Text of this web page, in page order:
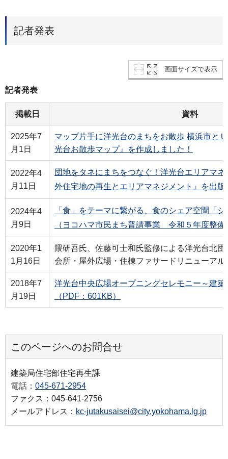
記者発表
画面サイズで表示
記者発表
掲載日 資料
2025年7
月1日
マップ片手に洋光台のまちをお散歩 横浜市と
光台お散歩マップ』を作成しました！
2022年4
月11日
団地をタネにまちをつなぐ！洋光台エリアマ
外住宅地の再生とエリアマネジメント』を出版
2024年4
月9日
「食」をテーマに繋がる、食のシェア空間「
（ヨコハマ市民まち普請事業 令和５年度整備
2020年1
1月16日
隈研吾氏、佐藤可士和氏監修による洋光台北
会所・屋外広場・住棟ファサードリニューアル
2018年7
月19日
洋光台中央広場オープニングセレモニー～建
（PDF：601KB）
このページへのお問合せ
建築局住宅部住宅再生課
電話： 045-671-2954
ファクス：045-641-2756
メールアドレス： kc-jutakusaisei@city.yokohama.lg.jp